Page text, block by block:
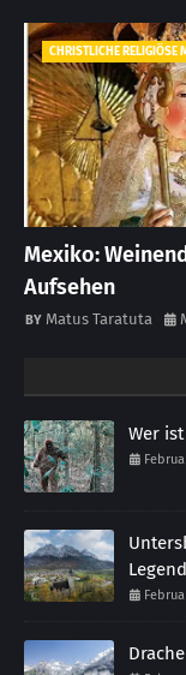
CHRISTLICHE RELIGIÖSE
Mexiko:
Aufsehen
Matus Taratuta
Wer